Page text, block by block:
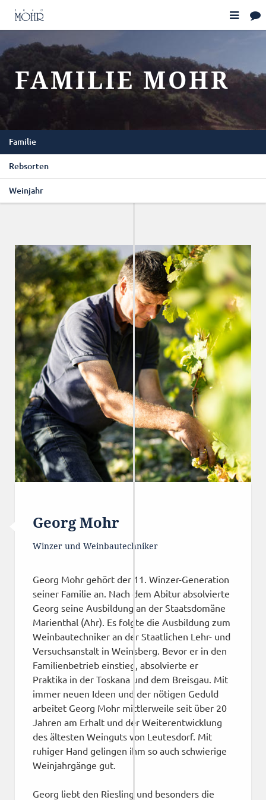
FAMILIE MOHR
Familie
Rebsorten
Weinjahr
Georg Mohr
Winzer und Weinbautechniker
Georg Mohr gehört der 11. Winzer-Generation
seiner Familie an. Nach dem Abitur absolvierte
Georg seine Ausbildung an der Staatsdomäne
Marienthal (Ahr). Es folgte die Ausbildung zum
Weinbautechniker an der Staatlichen Lehr- und
Versuchsanstalt in Weinsberg. Bevor er in den
Familienbetrieb einstieg, absolvierte er
Praktika in der Toskana und dem Breisgau. Mit
immer neuen Ideen und der nötigen Geduld
arbeitet Georg Mohr mittlerweile seit über 20
Jahren am Erhalt und der Weiterentwicklung
des ältesten Weinguts von Leutesdorf. Mit
ruhiger Hand gelingen ihm so auch schwierige
Weinjahrgänge gut.
Georg liebt den Riesling und besonders die